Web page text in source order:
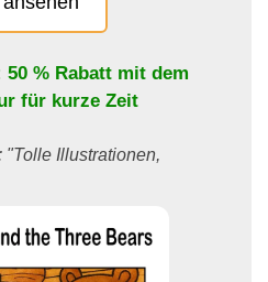
50 % Rabatt mit dem
für kurze Zeit
Illustrationen,